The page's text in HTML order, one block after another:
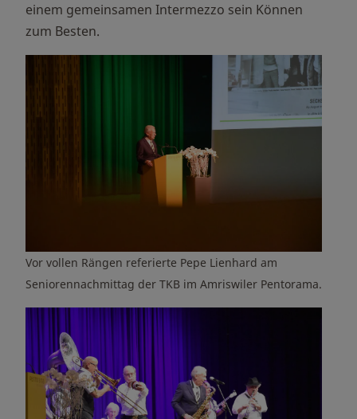
einem gemeinsamen Intermezzo sein Können
zum Besten.
Vor vollen Rängen referierte Pepe Lienhard am
Seniorennachmittag der TKB im Amriswiler Pentorama.